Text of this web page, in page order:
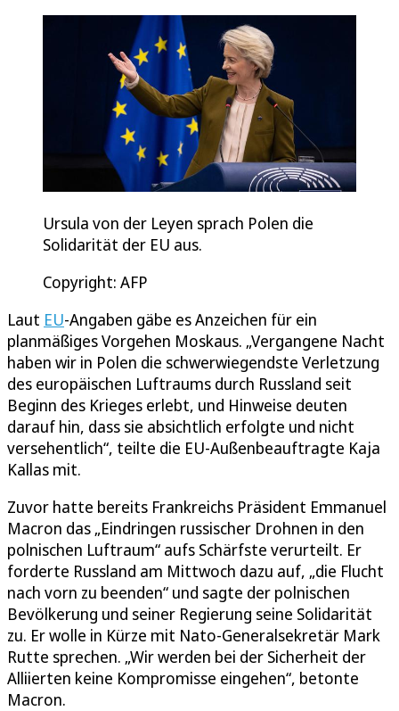
Ursula von der Leyen sprach Polen die
Solidarität der EU aus.
Copyright: AFP
Laut EU-Angaben gäbe es Anzeichen für ein
planmäßiges Vorgehen Moskaus. „Vergangene Nacht
haben wir in Polen die schwerwiegendste Verletzung
des europäischen Luftraums durch Russland seit
Beginn des Krieges erlebt, und Hinweise deuten
darauf hin, dass sie absichtlich erfolgte und nicht
versehentlich“, teilte die EU-Außenbeauftragte Kaja
Kallas mit.
Zuvor hatte bereits Frankreichs Präsident Emmanuel
Macron das „Eindringen russischer Drohnen in den
polnischen Luftraum“ aufs Schärfste verurteilt. Er
forderte Russland am Mittwoch dazu auf, „die Flucht
nach vorn zu beenden“ und sagte der polnischen
Bevölkerung und seiner Regierung seine Solidarität
zu. Er wolle in Kürze mit Nato-Generalsekretär Mark
Rutte sprechen. „Wir werden bei der Sicherheit der
Alliierten keine Kompromisse eingehen“, betonte
Macron.